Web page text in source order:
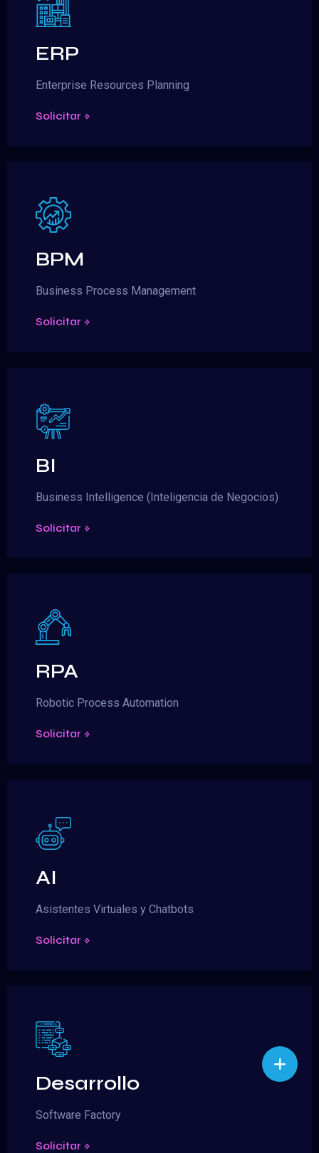
ERP
Enterprise Resources Planning
Solicitar »
BPM
Business Process Management
Solicitar »
BI
Business Intelligence (Inteligencia de Negocios)
Solicitar »
RPA
Robotic Process Automation
Solicitar »
AI
Asistentes Virtuales y Chatbots
Solicitar »
Desarrollo
Software Factory
Solicitar »